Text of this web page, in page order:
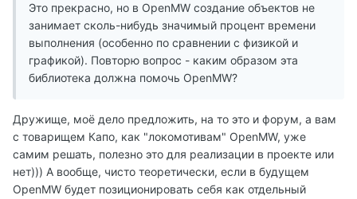
Это прекрасно, но в OpenMW создание объектов не
занимает сколь-нибудь значимый процент времени
выполнения (особенно по сравнении с физикой и
графикой). Повторю вопрос - каким образом эта
библиотека должна помочь OpenMW?
Дружище, моё дело предложить, на то это и форум, а вам
с товарищем Капо, как "локомотивам" OpenMW, уже
самим решать, полезно это для реализации в проекте или
нет))) А вообще, чисто теоретически, если в будущем
OpenMW будет позиционировать себя как отдельный